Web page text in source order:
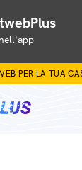
PER LA TUA